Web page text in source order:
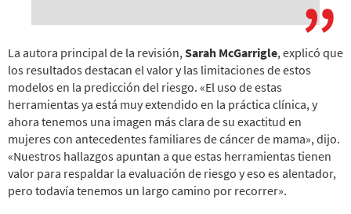
La autora principal de la revisión, Sarah McGarrigle, explicó que
los resultados destacan el valor y las limitaciones de estos
modelos en la predicción del riesgo. «El uso de estas
herramientas ya está muy extendido en la práctica clínica, y
ahora tenemos una imagen más clara de su exactitud en
mujeres con antecedentes familiares de cáncer de mama», dijo.
«Nuestros hallazgos apuntan a que estas herramientas tienen
valor para respaldar la evaluación de riesgo y eso es alentador,
pero todavía tenemos un largo camino por recorrer».